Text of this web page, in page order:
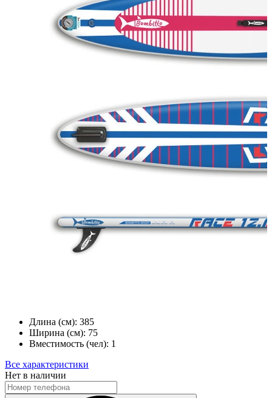
Длина (см): 385
Ширина (см): 75
Вместимость (чел): 1
Все характеристики
Нет в наличии